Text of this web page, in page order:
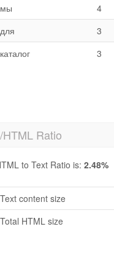
мы
4
для
3
каталог
3
HTML Ratio
to Text Ratio is: 2.48%
Text content size
Total HTML size